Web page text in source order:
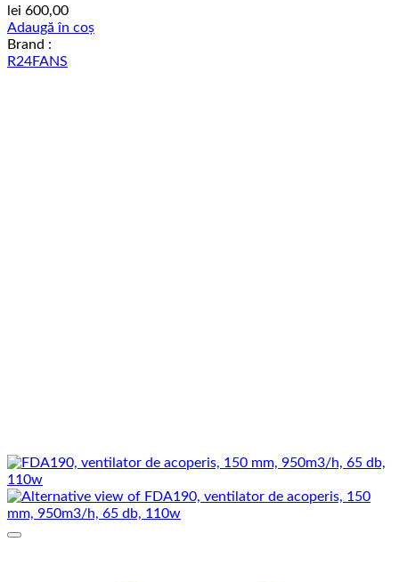
lei 600,00
Adaugă în coș
Brand :
R24FANS